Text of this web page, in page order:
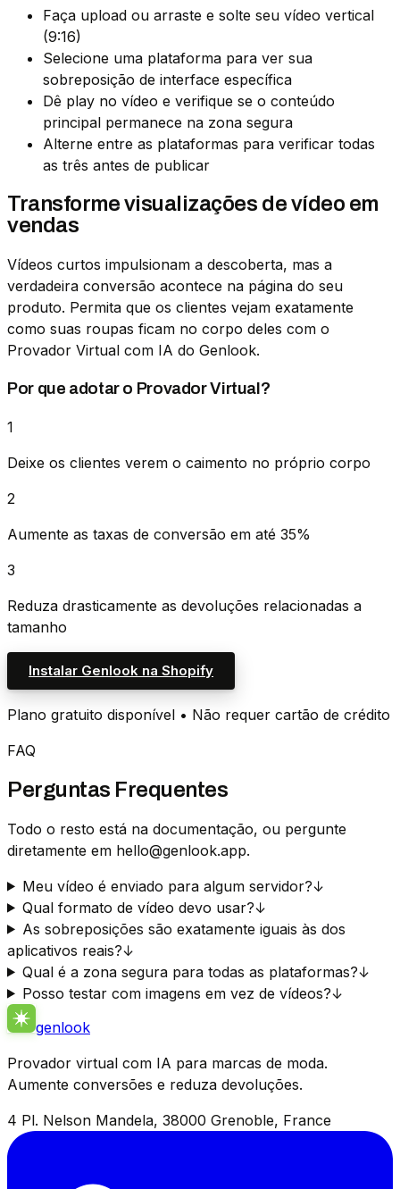
Faça upload ou arraste e solte seu vídeo vertical
(9:16)
Selecione uma plataforma para ver sua
sobreposição de interface específica
Dê play no vídeo e verifique se o conteúdo
principal permanece na zona segura
Alterne entre as plataformas para verificar todas
as três antes de publicar
Transforme visualizações de vídeo em
vendas
Vídeos curtos impulsionam a descoberta, mas a
verdadeira conversão acontece na página do seu
produto. Permita que os clientes vejam exatamente
como suas roupas ficam no corpo deles com o
Provador Virtual com IA do Genlook.
Por que adotar o Provador Virtual?
1
Deixe os clientes verem o caimento no próprio corpo
2
Aumente as taxas de conversão em até 35%
3
Reduza drasticamente as devoluções relacionadas a
tamanho
Instalar Genlook na Shopify
Plano gratuito disponível • Não requer cartão de crédito
FAQ
Perguntas Frequentes
Todo o resto está na documentação, ou pergunte
diretamente em hello@genlook.app.
Meu vídeo é enviado para algum servidor?↓
Qual formato de vídeo devo usar?↓
As sobreposições são exatamente iguais às dos
aplicativos reais?↓
Qual é a zona segura para todas as plataformas?↓
Posso testar com imagens em vez de vídeos?↓
genlook
Provador virtual com IA para marcas de moda.
Aumente conversões e reduza devoluções.
4 Pl. Nelson Mandela, 38000 Grenoble, France